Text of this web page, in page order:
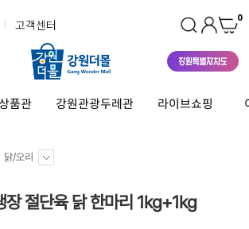
고객센터 0
품관 강원관광두레관 라이브쇼핑
닭/오리
장 절단육 닭 한마리 1kg+1kg